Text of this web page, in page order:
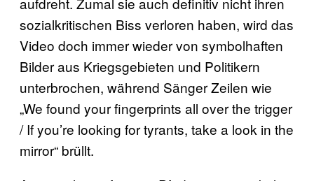
sozialkritischen Biss verloren haben, wird das
Video doch immer wieder von symbolhaften
Bilder aus Kriegsgebieten und Politikern
unterbrochen, während Sänger Zeilen wie
„We found your fingerprints all over the trigger
/ If you’re looking for tyrants, take a look in the
mirror“ brüllt.